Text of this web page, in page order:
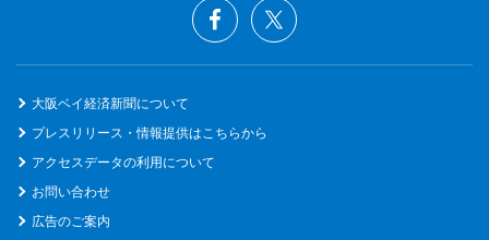
大阪ベイ経済新聞について
プレスリリース・情報提供はこちらから
アクセスデータの利用について
お問い合わせ
広告のご案内